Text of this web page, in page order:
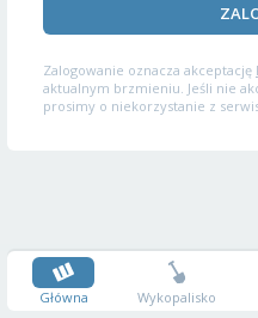
Zalogowanie oznacza akceptację
aktualnym brzmieniu. Jeśli nie
prosimy o niekorzystanie z
Główna Wykopalisko